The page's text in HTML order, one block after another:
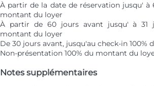
À partir de la date de réservation jusqu' à
montant du loyer
À partir de 60 jours avant jusqu' à 31
montant du loyer
De 30 jours avant, jusqu'au check-in 100%
Non-présentation 100% du montant du
Notes supplémentaires